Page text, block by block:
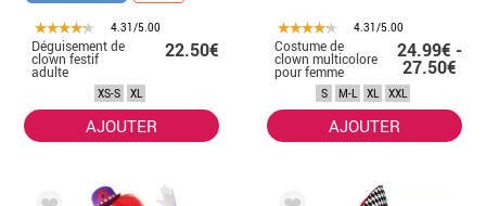
4.31/5.00
Déguisement de
clown festif
adulte
22.50€
XS-S XL
AJOUTER
4.31/5.00
Costume de
clown multicolore
pour femme
24.99€ -
27.50€
S M-L XL XXL
AJOUTER